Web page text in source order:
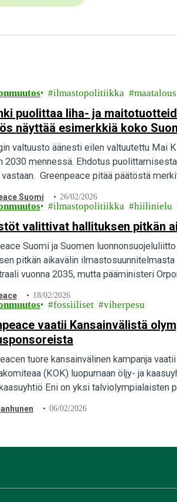
ilmastopolitiikka maatalous
puolittaa liha- ja
näyttää esimerkkiä koko
valtuusto äänesti eilen valtuutettu Mai
2030 mennessä. Ehdotus
Greenpeace pitää päätöstä
Suomi 26/02/2026
ilmastopolitiikka hiilinielu
valittivat hallituksen pitkän
Suomi ja Suomen
pitkän aikavälin
vuonna 2035, mutta pääministeri
18/02/2026
fossiiliset viherpesu
vaatii Kansainvälistä
tuore kansainvälinen kampanja
(KOK) luopumaan öljy- ja
Eni on yksi talviolympialaisten
06/02/2026